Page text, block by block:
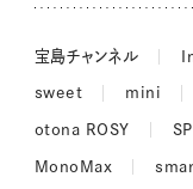
宝島チャンネル
sweet mini
otona ROSY
MonoMax